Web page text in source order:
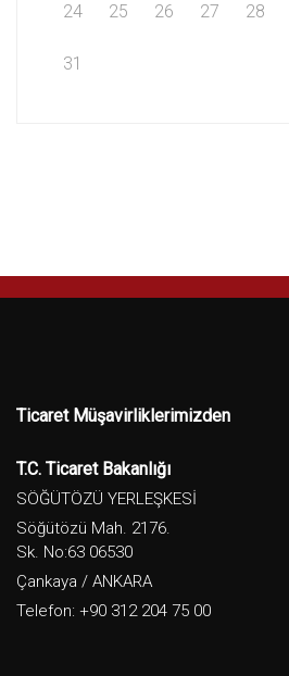
24 25 26 27 28
31
Ticaret Müşavirliklerimizden
T.C. Ticaret Bakanlığı
SÖĞÜTÖZÜ YERLEŞKESİ
Söğütözü Mah. 2176.
Sk. No:63 06530
Çankaya / ANKARA
Telefon: +90 312 204 75 00